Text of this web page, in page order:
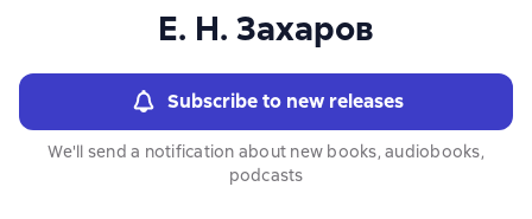
Е. Н. Захаров
Subscribe to new releases
We'll send a notification about new books, audiobooks,
podcasts